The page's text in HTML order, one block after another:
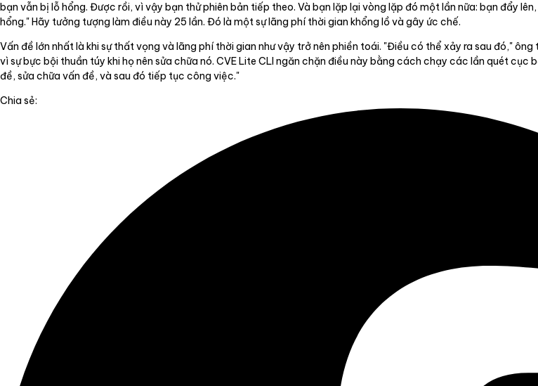
bạn vẫn bị lỗ hổng. Được rồi, vì vậy bạn thử phiên bản tiếp theo. Và bạn lặp lại vòng lặp đó một lần nữa: bạn đẩy
hổng." Hãy tưởng tượng làm điều này 25 lần. Đó là một sự lãng phí thời gian khổng lồ và gây ức chế.
Vấn đề lớn nhất là khi sự thất vọng và lãng phí thời gian như vậy trở nên phiền toái. "Điều có thể xảy ra sau đó,"
vì sự bực bội thuần túy khi họ nên sửa chữa nó. CVE Lite CLI ngăn chặn điều này bằng cách chạy các lần quét
đề, sửa chữa vấn đề, và sau đó tiếp tục công việc."
Chia sẻ: